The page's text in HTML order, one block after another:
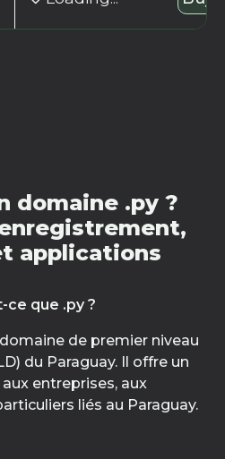
domaine .py ?
applications
ce que .py ?
de premier niveau
du Paraguay. Il offre un
entreprises, aux
liés au Paraguay.